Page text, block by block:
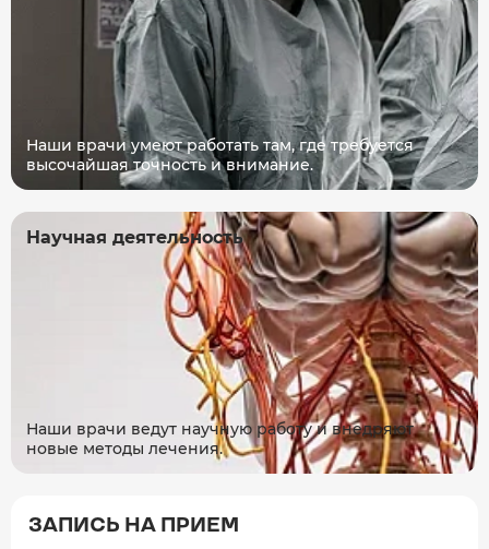
Наши врачи умеют работать там, где требуется
высочайшая точность и внимание.
Научная деятельность
Наши врачи ведут научную работу и внедряют
новые методы лечения.
ЗАПИСЬ НА ПРИЕМ